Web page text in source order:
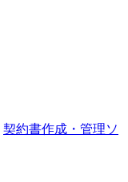
契約書作成・管理ソ